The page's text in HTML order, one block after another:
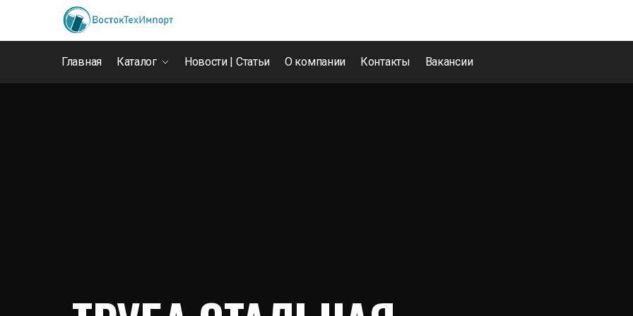
Главная Каталог Новости | Статьи О компании Контакты Вакансии